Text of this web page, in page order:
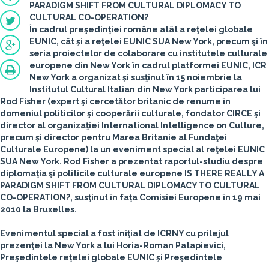
PARADIGM SHIFT FROM CULTURAL DIPLOMACY TO
CULTURAL CO-OPERATION?
În cadrul preşedinţiei române atât a reţelei globale
EUNIC, cât şi a reţelei EUNIC SUA New York, precum şi în
seria proiectelor de colaborare cu institutele culturale
europene din New York în cadrul platformei EUNIC, ICR
New York a organizat şi susţinut în 15 noiembrie la
Institutul Cultural Italian din New York participarea lui
Rod Fisher (expert şi cercetător britanic de renume în
domeniul politicilor şi cooperării culturale, fondator CIRCE şi
director al organizaţiei International Intelligence on Culture,
precum şi director pentru Marea Britanie al Fundaţei
Culturale Europene) la un eveniment special al reţelei EUNIC
SUA New York. Rod Fisher a prezentat raportul-studiu despre
diplomaţia şi politicile culturale europene IS THERE REALLY A
PARADIGM SHIFT FROM CULTURAL DIPLOMACY TO CULTURAL
CO-OPERATION?, susţinut în faţa Comisiei Europene în 19 mai
2010 la Bruxelles.
Evenimentul special a fost iniţiat de ICRNY cu prilejul
prezenţei la New York a lui Horia-Roman Patapievici,
Preşedintele reţelei globale EUNIC şi Preşedintele